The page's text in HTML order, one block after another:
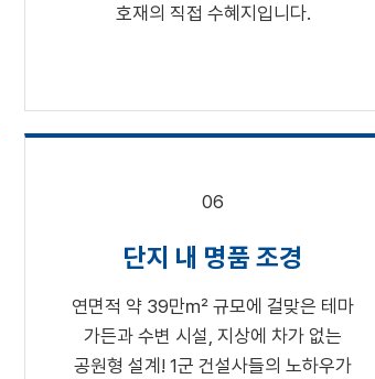
호재의 직접 수혜지입니다.
06
단지 내 명품 조경
연면적 약 39만㎡ 규모에 걸맞은 테마
가든과 수변 시설, 지상에 차가 없는
공원형 설계! 1군 건설사들의 노하우가